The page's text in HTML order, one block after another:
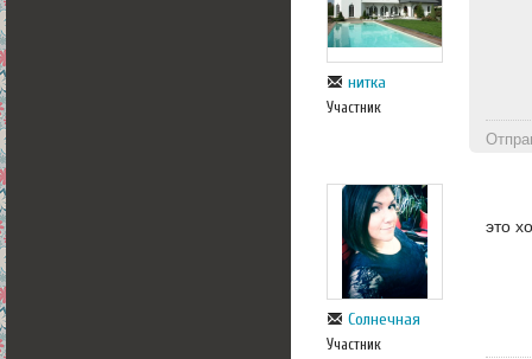
нитка
Участник
Солнечная
Участник
это